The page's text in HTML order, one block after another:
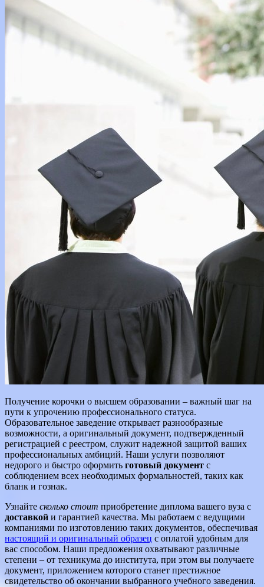
Получение корочки о высшем образовании – важный шаг на
пути к упрочению профессионального статуса.
Образовательное заведение открывает разнообразные
возможности, а оригинальный документ, подтвержденный
регистрацией с реестром, служит надежной защитой ваших
профессиональных амбиций. Наши услуги позволяют
недорого и быстро оформить готовый документ с
соблюдением всех необходимых формальностей, таких как
бланк и гознак.
Узнайте сколько стоит приобретение диплома вашего вуза с
доставкой и гарантией качества. Мы работаем с ведущими
компаниями по изготовлению таких документов, обеспечивая
настоящий и оригинальный образец с оплатой удобным для
вас способом. Наши предложения охватывают различные
степени – от техникума до института, при этом вы получаете
документ, приложением которого станет престижное
свидетельство об окончании выбранного учебного заведения.